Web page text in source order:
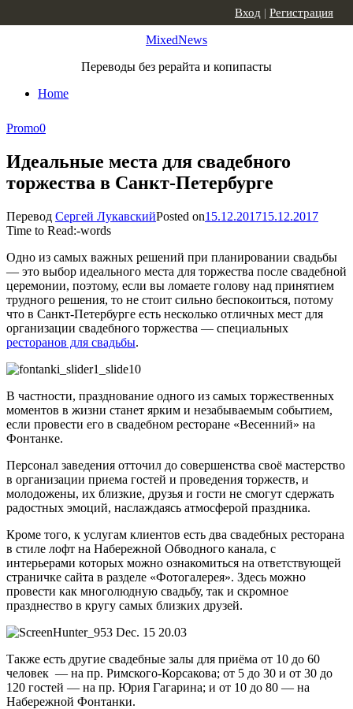
MixedNews
Переводы без рерайта и копипасты
Home
Вход | Регистрация
Promo0
Идеальные места для свадебного
торжества в Санкт-Петербурге
Перевод Сергей ЛукавскийPosted on15.12.201715.12.2017
Time to Read:-words
Одно из самых важных решений при планировании свадьбы
— это выбор идеального места для торжества после свадебной
церемонии, поэтому, если вы ломаете голову над принятием
трудного решения, то не стоит сильно беспокоиться, потому
что в Санкт-Петербурге есть несколько отличных мест для
организации свадебного торжества — специальных
ресторанов для свадьбы.
В частности, празднование одного из самых торжественных
моментов в жизни станет ярким и незабываемым событием,
если провести его в свадебном ресторане «Весенний» на
Фонтанке.
Персонал заведения отточил до совершенства своё мастерство
в организации приема гостей и проведения торжеств, и
молодожены, их близкие, друзья и гости не смогут сдержать
радостных эмоций, наслаждаясь атмосферой праздника.
Кроме того, к услугам клиентов есть два свадебных ресторана
в стиле лофт на Набережной Обводного канала, с
интерьерами которых можно ознакомиться на ответствующей
страничке сайта в разделе «Фотогалерея». Здесь можно
провести как многолюдную свадьбу, так и скромное
празднество в кругу самых близких друзей.
Также есть другие свадебные залы для приёма от 10 до 60
человек — на пр. Римского-Корсакова; от 5 до 30 и от 30 до
120 гостей — на пр. Юрия Гагарина; и от 10 до 80 — на
Набережной Фонтанки.